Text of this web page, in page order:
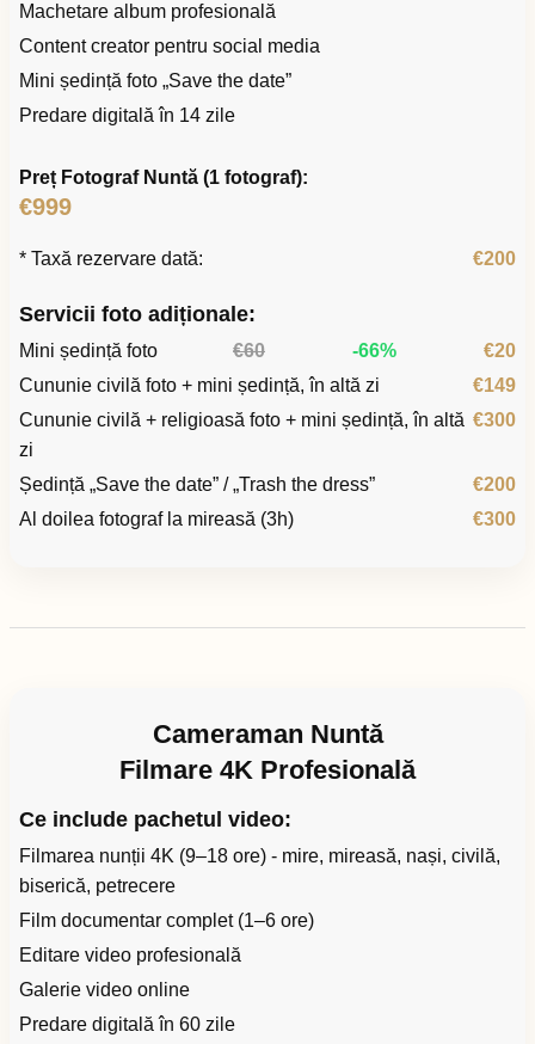
Machetare album profesională
Content creator pentru social media
Mini ședință foto „Save the date”
Predare digitală în 14 zile
Preț Fotograf Nuntă (1 fotograf):
€999
* Taxă rezervare dată: €200
Servicii foto adiționale:
Mini ședință foto €60 -66%
€20
Cununie civilă foto + mini ședință, în altă zi
€149
Cununie civilă + religioasă foto + mini ședință, în altă
zi
€300
Ședință „Save the date” / „Trash the dress”
€200
Al doilea fotograf la mireasă (3h)
€300
Cameraman Nuntă
Filmare 4K Profesională
Ce include pachetul video:
Filmarea nunții 4K (9–18 ore) - mire, mireasă, nași, civilă,
biserică, petrecere
Film documentar complet (1–6 ore)
Editare video profesională
Galerie video online
Predare digitală în 60 zile